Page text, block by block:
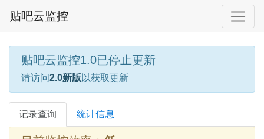
贴吧云监控
贴吧云监控1.0已停止更新
请访问2.0新版 以获取更新
记录查询 统计信息